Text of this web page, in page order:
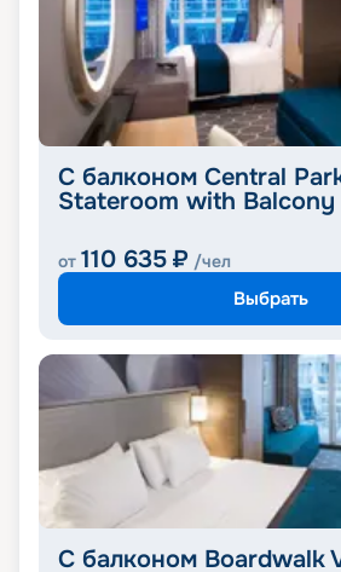
С балконом Central
Stateroom with Balcony
от 110 635 ₽ /чел
Выбрать
С балконом Boardwalk